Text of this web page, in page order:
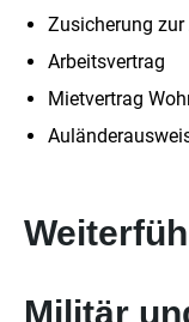
Zusicherung
Arbeitsvertrag
Mietvertrag
Militär